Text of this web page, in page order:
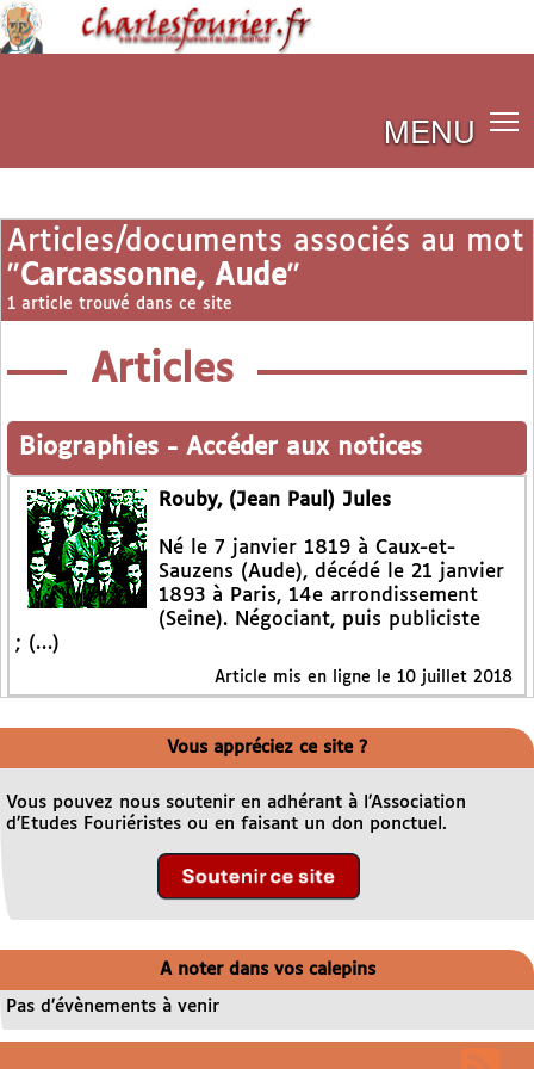
MENU
Articles/documents associés au mot
"Carcassonne, Aude"
1 article trouvé dans ce site
Articles
Biographies - Accéder aux notices
Rouby, (Jean Paul) Jules
Né le 7 janvier 1819 à Caux-et-
Sauzens (Aude), décédé le 21 janvier
1893 à Paris, 14e arrondissement
(Seine). Négociant, puis publiciste
; (…)
Article mis en ligne le 10 juillet 2018
Vous appréciez ce site ?
Vous pouvez nous soutenir en adhérant à l’Association
d’Etudes Fouriéristes ou en faisant un don ponctuel.
A noter dans vos calepins
Pas d’évènements à venir